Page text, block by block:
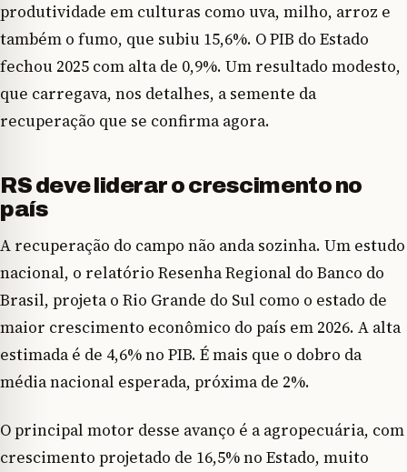
produtividade em culturas como uva, milho, arroz e
também o fumo, que subiu 15,6%. O PIB do Estado
fechou 2025 com alta de 0,9%. Um resultado modesto,
que carregava, nos detalhes, a semente da
recuperação que se confirma agora.
RS deve liderar o crescimento no
país
A recuperação do campo não anda sozinha. Um estudo
nacional, o relatório Resenha Regional do Banco do
Brasil, projeta o Rio Grande do Sul como o estado de
maior crescimento econômico do país em 2026. A alta
estimada é de 4,6% no PIB. É mais que o dobro da
média nacional esperada, próxima de 2%.
O principal motor desse avanço é a agropecuária, com
crescimento projetado de 16,5% no Estado, muito